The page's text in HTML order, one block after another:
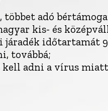
többet adó
kis- és
járadék időtartamát
továbbá;
kell adni a vírus